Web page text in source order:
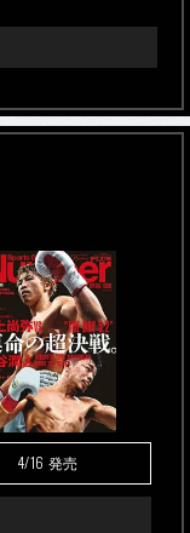
4/16 発売